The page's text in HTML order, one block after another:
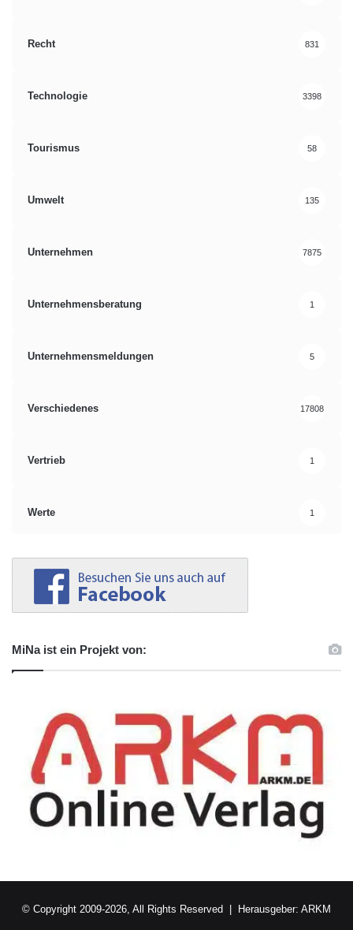
Recht 831
Technologie 3398
Tourismus 58
Umwelt 135
Unternehmen 7875
Unternehmensberatung 1
Unternehmensmeldungen 5
Verschiedenes 17808
Vertrieb 1
Werte 1
MiNa ist ein Projekt von:
© Copyright 2009-2026, All Rights Reserved | Herausgeber: ARKM